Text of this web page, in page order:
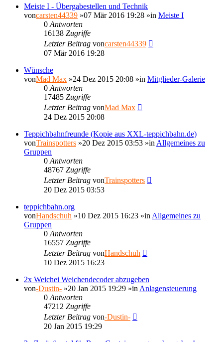
Meiste I - Übergabestellen und Technik
voncarsten44339 »07 Mär 2016 19:28 »in Meiste I
0 Antworten
16138 Zugriffe
Letzter Beitrag voncarsten44339
07 Mär 2016 19:28
Wünsche
vonMad Max »24 Dez 2015 20:08 »in Mitglieder-Galerie
0 Antworten
17485 Zugriffe
Letzter Beitrag vonMad Max
24 Dez 2015 20:08
Teppichbahnfreunde (Kopie aus XXL-teppichbahn.de)
vonTrainspotters »20 Dez 2015 03:53 »in Allgemeines zu
Gruppen
0 Antworten
48767 Zugriffe
Letzter Beitrag vonTrainspotters
20 Dez 2015 03:53
teppichbahn.org
vonHandschuh »10 Dez 2015 16:23 »in Allgemeines zu
Gruppen
0 Antworten
16557 Zugriffe
Letzter Beitrag vonHandschuh
10 Dez 2015 16:23
2x Weichei Weichendecoder abzugeben
von-Dustin- »20 Jan 2015 19:29 »in Anlagensteuerung
0 Antworten
47212 Zugriffe
Letzter Beitrag von-Dustin-
20 Jan 2015 19:29